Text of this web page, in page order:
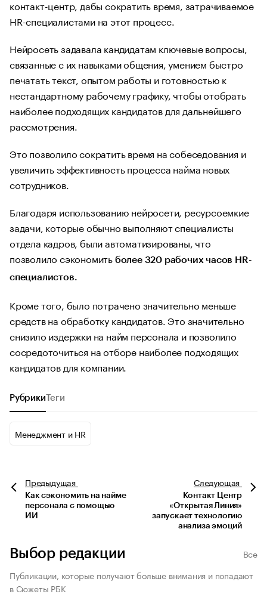
контакт-центр, дабы сократить время, затрачиваемое
HR-специалистами на этот процесс.
Нейросеть задавала кандидатам ключевые вопросы,
связанные с их навыками общения, умением быстро
печатать текст, опытом работы и готовностью к
нестандартному рабочему графику, чтобы отобрать
наиболее подходящих кандидатов для дальнейшего
рассмотрения.
Это позволило сократить время на собеседования и
увеличить эффективность процесса найма новых
сотрудников.
Благодаря использованию нейросети, ресурсоемкие
задачи, которые обычно выполняют специалисты
отдела кадров, были автоматизированы, что
позволило сэкономить более 320 рабочих часов HR-
специалистов.
Кроме того, было потрачено значительно меньше
средств на обработку кандидатов. Это значительно
снизило издержки на найм персонала и позволило
сосредоточиться на отборе наиболее подходящих
кандидатов для компании.
РубрикиТеги
Менеджмент и HR
Предыдущая
Как сэкономить на найме
персонала с помощью
ИИ
Следующая
Контакт Центр
«Открытая Линия»
запускает технологию
анализа эмоций
Выбор редакции
Все
Публикации, которые получают больше внимания и попадают
в Сюжеты РБК